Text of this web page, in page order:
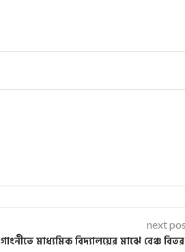
next
গাংনীতে মাধ্যমিক বিদ্যালয়ের মাঝে বেঞ্চ